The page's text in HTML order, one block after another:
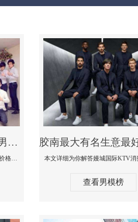
胶南哪个KTV酒吧夜场男模公关型男最帅-尚都国际KTV消费价格点评
本文详细为你解答尚都国际KTV消费价格点评，更多关于哪个KTV酒吧夜场男模公关型男最帅免费咨询1333 867 6881微信同步
查看男模榜